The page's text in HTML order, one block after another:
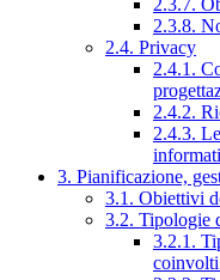
2.3.7.
2.3.8.
2.4. Privacy
2.4.1.
2.4.2.
2.4.3.
3. Pianificazione,
3.1. Obiettivi
3.2. Tipologie
3.2.1.